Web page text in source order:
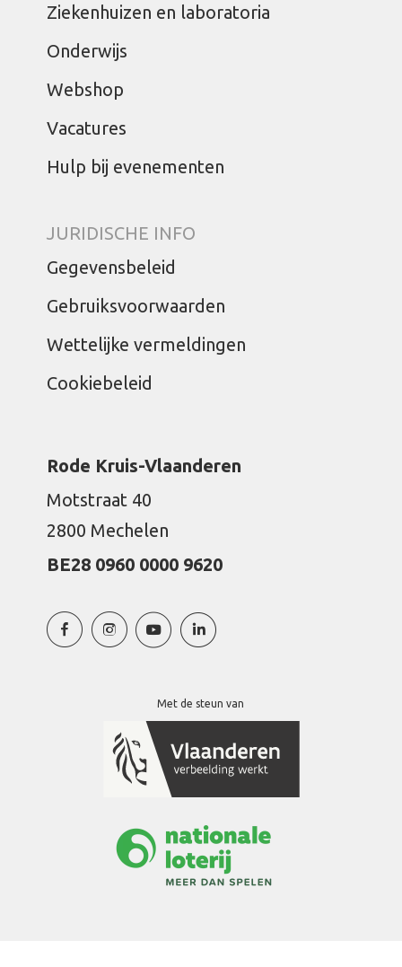
Ziekenhuizen en laboratoria
Onderwijs
Webshop
Vacatures
Hulp bij evenementen
JURIDISCHE INFO
Gegevensbeleid
Gebruiksvoorwaarden
Wettelijke vermeldingen
Cookiebeleid
Rode Kruis-Vlaanderen
Motstraat 40
2800 Mechelen
BE28 0960 0000 9620
Met de steun van